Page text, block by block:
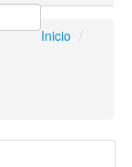
Inicio /